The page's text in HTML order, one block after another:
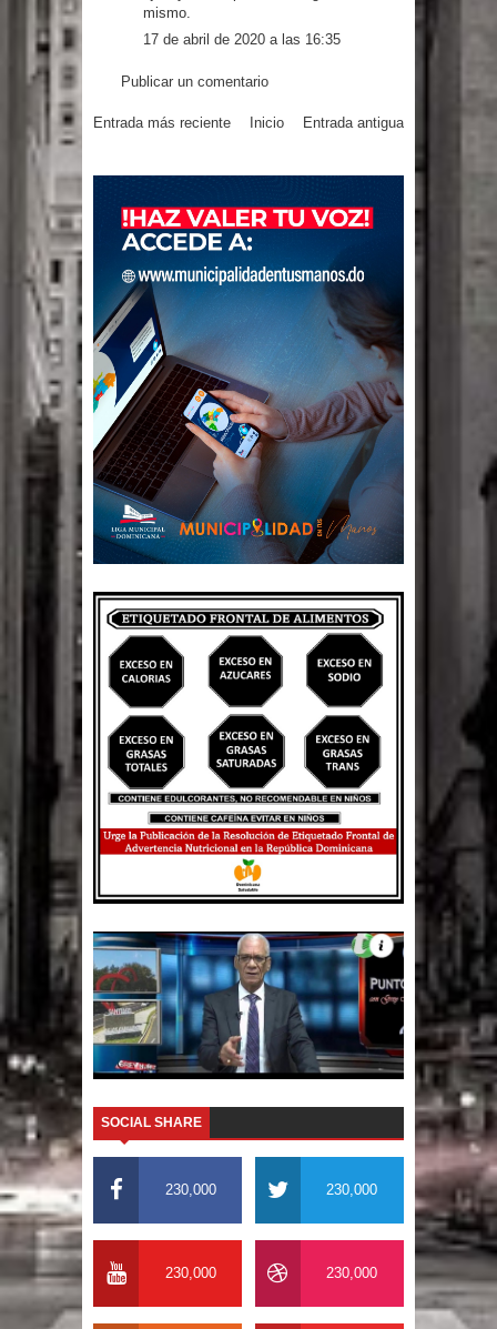
El PRM tendrá desde el próximo
mismo.
17 de abril de 2020 a las 16:35
Publicar un comentario
Entrada más reciente Entrada antigua
Inicio
SOCIAL SHARE
230,000 230,000
230,000 230,000